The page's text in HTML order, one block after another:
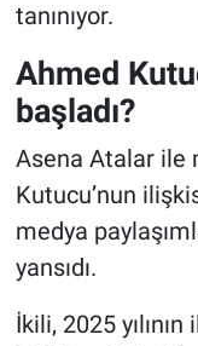
tanınıyor.
Ahmed
başladı?
Asena Atalar ile
Kutucu’nun
medya
yansıdı.
İkili, 2025